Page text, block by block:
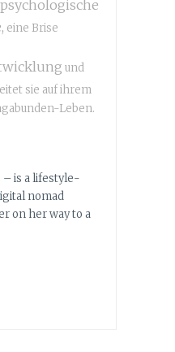
psychologische
eine Brise
und
sie auf ihrem
Leben.
– is a lifestyle-
nomad
on her way to a